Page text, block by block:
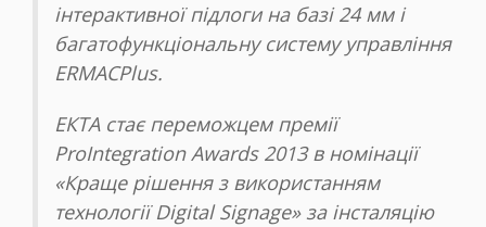
інтерактивної підлоги на базі 24 мм і
багатофункціональну систему управління
ERMACPlus.
ЕКТА стає переможцем премії
ProIntegration Awards 2013 в номінації
«Краще рішення з використанням
технології Digital Signage» за інсталяцію